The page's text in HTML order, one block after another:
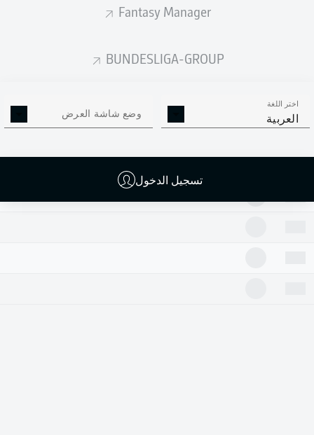
Fantasy Manager
BUNDESLIGA-GROUP
اختر اللغة
العربية وضع شاشة العرض
تسجيل الدخول